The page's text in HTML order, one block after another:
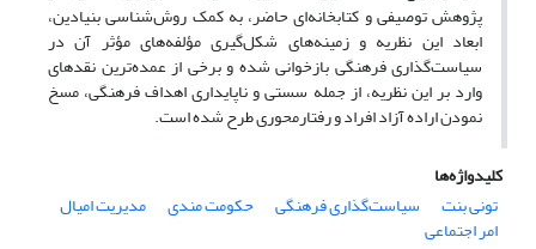
پژوهش توصیفی و کتابخانه‌ای حاضر، به کمک روش‌شناسی بنیادین،
ابعاد این نظریه و زمینه‌های شکل‌گیری مؤلفه‌های مؤثر آن در
سیاست‌گذاری فرهنگی بازخوانی شده و برخی از عمده‌ترین نقدهای
وارد بر این نظریه، از جمله سستی و ناپایداری اهداف فرهنگی، مسخ
نمودن اراده آزاد افراد و رفتارمحوری طرح شده است.
کلیدواژه‌ها
تونی بنت
سیاست‌گذاری فرهنگی حکومت مندی مدیریت امیال
امر اجتماعی